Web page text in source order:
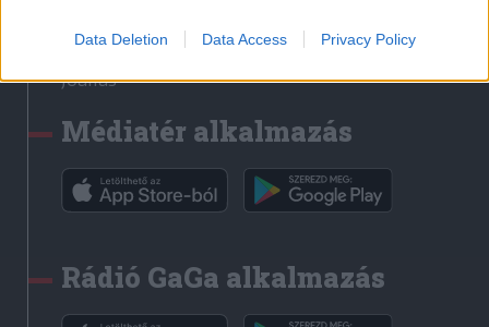
Data Deletion Data Access Privacy Policy
Rádió GaGa
Jóállás
Médiatér alkalmazás
Rádió GaGa alkalmazás